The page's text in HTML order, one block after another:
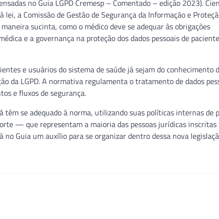
no Guia LGPD Cremesp – Comentado – edição 2023).
a Comissão de Gestão de Segurança da Informação e
sucinta, como o médico deve se adequar às obrigações
e a governança na proteção dos dados pessoais de
e usuários do sistema de saúde já sejam do conhecimento
da LGPD. A normativa regulamenta o tratamento de dados
e fluxos de segurança.
se adequado à norma, utilizando suas políticas internas de
— que representam a maioria das pessoas jurídicas inscritas
Guia um auxílio para se organizar dentro dessa nova